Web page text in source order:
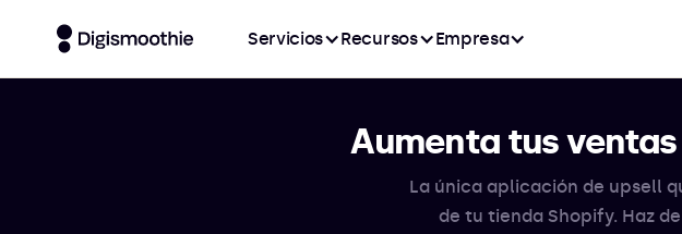
Servicios Recursos Empresa
Aumenta tus
La única aplicación de upsell
de tu tienda Shopify. Haz